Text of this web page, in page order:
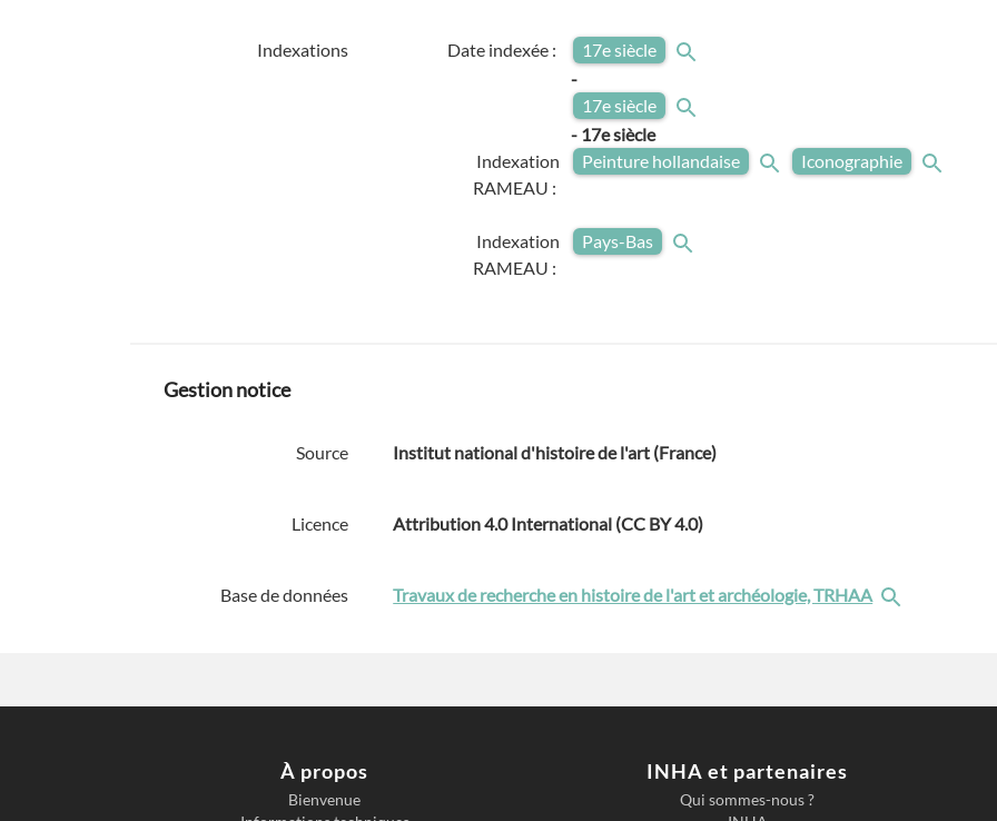
Indexations Date indexée :
17e siècle
-
17e siècle
- 17e siècle
Indexation
RAMEAU :
Peinture hollandaise Iconographie
Indexation
RAMEAU :
Pays-Bas
Gestion notice
Source Institut national d'histoire de l'art (France)
Licence Attribution 4.0 International (CC BY 4.0)
Base de données Travaux de recherche en histoire de l'art et archéologie, TRHAA
À propos
Bienvenue
INHA et partenaires
Qui sommes-nous ?